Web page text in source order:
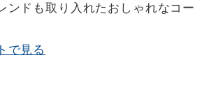
ンドも取り入れたおしゃれなコー
で見る